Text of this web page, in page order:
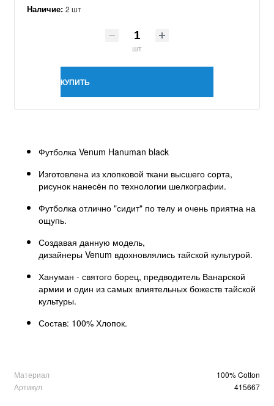
Наличие: 2 шт
шт
КУПИТЬ
Футболка Venum Hanuman black
Изготовлена из хлопковой ткани высшего сорта,
рисунок нанесён по технологии шелкографии.
Футболка отлично "сидит" по телу и очень приятна на
ощупь.
Создавая данную модель,
дизайнеры Venum вдохновлялись тайской культурой.
Хануман - святого борец, предводитель Ванарской
армии и один из самых влиятельных божеств тайской
культуры.
Состав: 100% Хлопок.
Материал
100% Cotton
Артикул
415667